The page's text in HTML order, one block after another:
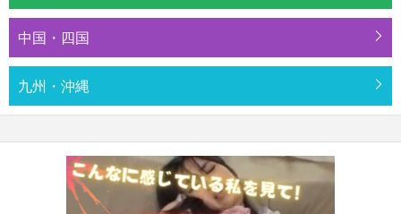
中国・四国
九州・沖縄